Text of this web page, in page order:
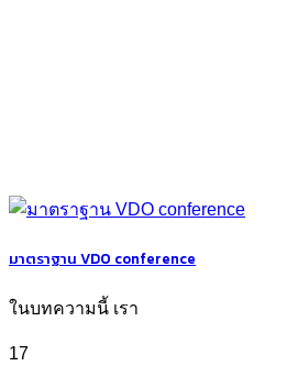
มาตราฐาน VDO conference
ในบทความนี้ เรา
17